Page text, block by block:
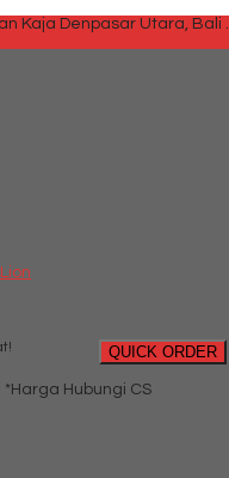
Kaja Denpasar Utara, Bali .
QUICK ORDER
*Harga Hubungi CS